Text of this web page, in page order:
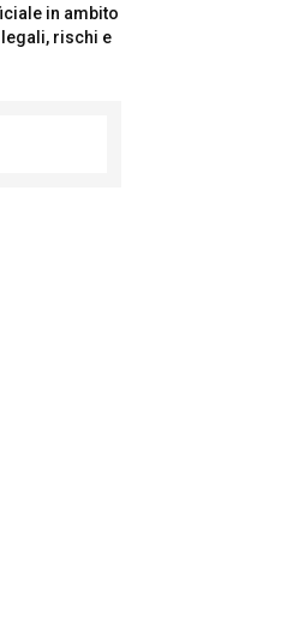
in ambito
rischi e